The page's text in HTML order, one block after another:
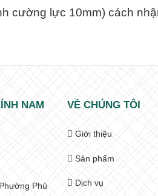
cường lực 10mm) cách
NAM
Phú
VỀ CHÚNG TÔI
Giới thiệu
Sản phẩm
Dịch vụ